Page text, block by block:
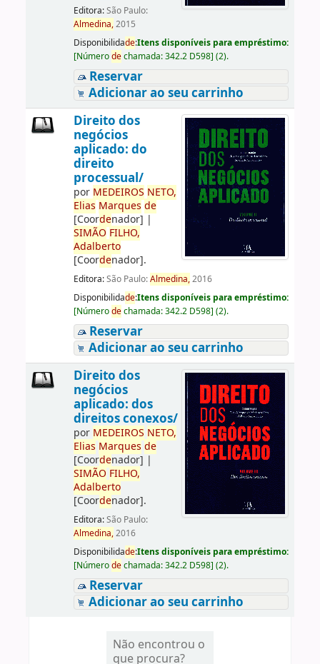
Editora:São Paulo:
Almedina,2015
Disponibilidade:Itens disponíveis para empréstimo:
[Númerodechamada:342.2 D598] (2).
Reservar
Adicionar ao seu carrinho
Direito dos
negócios
aplicado: do
direito
processual/
por MEDEIROS NETO,
Elias Marques de
[Coordenador] |
SIMÃO FILHO,
Adalberto
[Coordenador].
Editora:São Paulo:Almedina,2016
Disponibilidade:Itens disponíveis para empréstimo:
[Númerodechamada:342.2 D598] (2).
Reservar
Adicionar ao seu carrinho
Direito dos
negócios
aplicado: dos
direitos conexos/
por MEDEIROS NETO,
Elias Marques de
[Coordenador] |
SIMÃO FILHO,
Adalberto
[Coordenador].
Editora:São Paulo:
Almedina,2016
Disponibilidade:Itens disponíveis para empréstimo:
[Númerodechamada:342.2 D598] (2).
Reservar
Adicionar ao seu carrinho
Não encontrou o
que procura?